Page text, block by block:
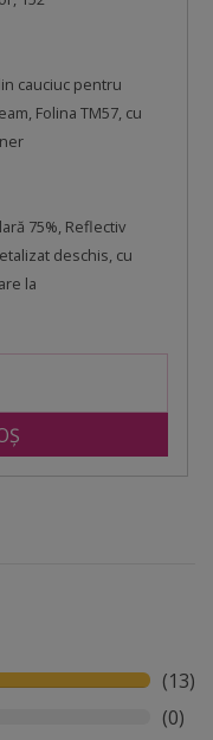
cauciuc pentru
Folina TM57, cu
75%, Reflectiv
deschis, cu
la
(13)
(0)